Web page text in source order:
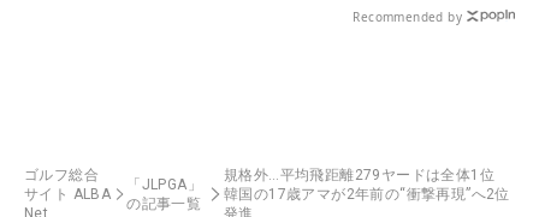
Recommended by
ゴルフ総合
サイト ALBA
Net
「JLPGA」
の記事一覧
規格外…平均飛距離279ヤードは全体1位
韓国の17歳アマが2年前の“衝撃再現”へ2位
発進